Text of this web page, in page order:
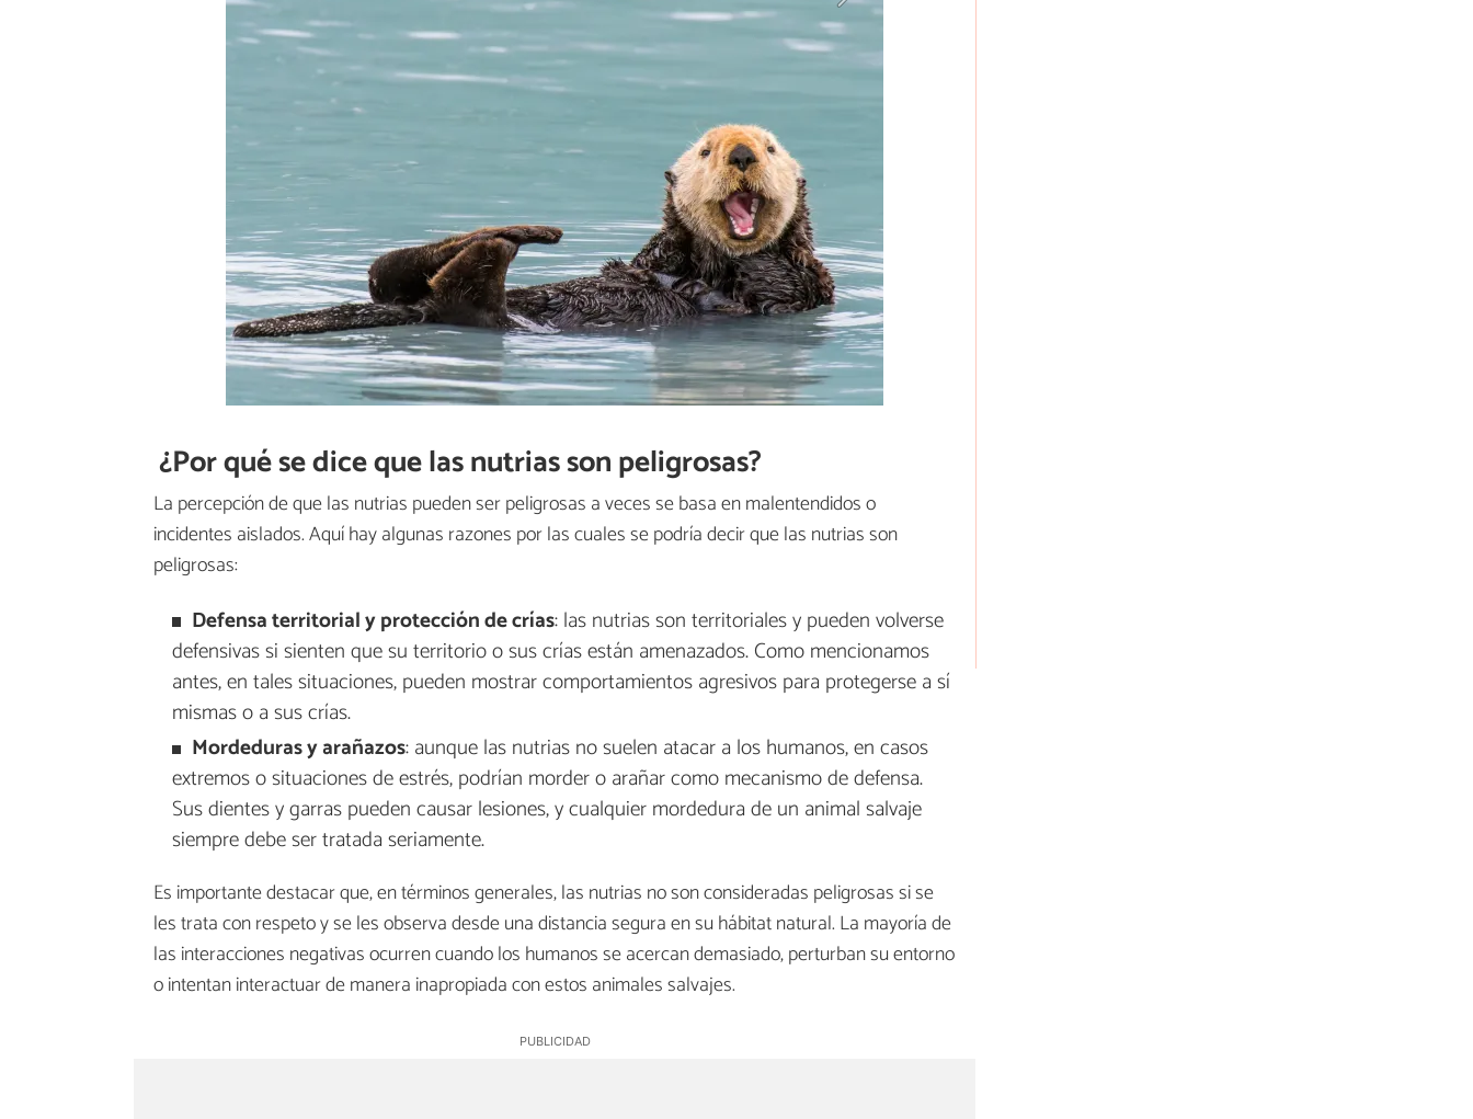
¿Por qué se dice que las nutrias son peligrosas?
La percepción de que las nutrias pueden ser peligrosas a veces se basa en malentendidos o
incidentes aislados. Aquí hay algunas razones por las cuales se podría decir que las nutrias son
peligrosas:
Defensa territorial y protección de crías: las nutrias son territoriales y pueden volverse
defensivas si sienten que su territorio o sus crías están amenazados. Como mencionamos
antes, en tales situaciones, pueden mostrar comportamientos agresivos para protegerse a sí
mismas o a sus crías.
Mordeduras y arañazos: aunque las nutrias no suelen atacar a los humanos, en casos
extremos o situaciones de estrés, podrían morder o arañar como mecanismo de defensa.
Sus dientes y garras pueden causar lesiones, y cualquier mordedura de un animal salvaje
siempre debe ser tratada seriamente.
Es importante destacar que, en términos generales, las nutrias no son consideradas peligrosas si se
les trata con respeto y se les observa desde una distancia segura en su hábitat natural. La mayoría de
las interacciones negativas ocurren cuando los humanos se acercan demasiado, perturban su entorno
o intentan interactuar de manera inapropiada con estos animales salvajes.